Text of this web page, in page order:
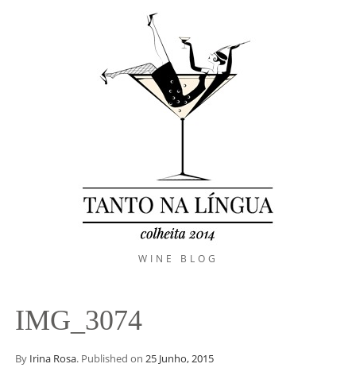
WINE BLOG
IMG_3074
By Irina Rosa. Published on 25 Junho, 2015